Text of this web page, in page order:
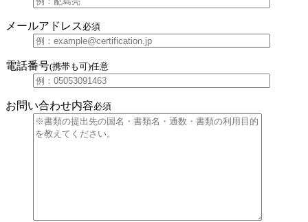
メールアドレス 必須
電話番号(携帯も可)任意
お問い合わせ内容必須